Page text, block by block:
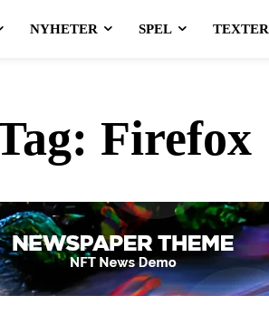
NYHETER SPEL TEXTER
Firefox